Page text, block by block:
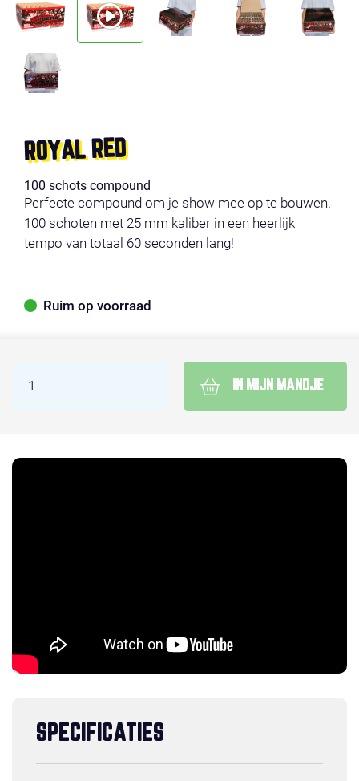
ROYAL RED
100 schots compound
Perfecte compound om je show mee op te bouwen.
100 schoten met 25 mm kaliber in een heerlijk
tempo van totaal 60 seconden lang!
Ruim op voorraad
IN MIJN MANDJE
SPECIFICATIES